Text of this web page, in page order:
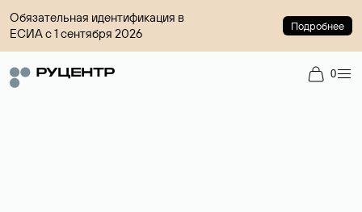
Обязательная идентификация в
ЕСИА с 1 сентября 2026
Подробнее
0